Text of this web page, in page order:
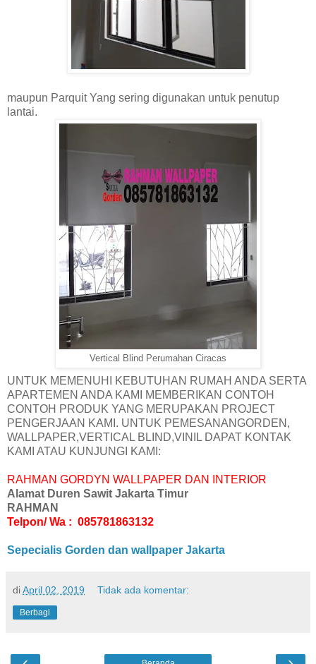
maupun Parquit Yang sering digunakan untuk penutup
lantai.
Vertical Blind Perumahan Ciracas
UNTUK MEMENUHI KEBUTUHAN RUMAH ANDA SERTA
APARTEMEN ANDA KAMI MEMBERIKAN CONTOH
CONTOH PRODUK YANG MERUPAKAN PROJECT
PENGERJAAN KAMI. UNTUK PEMESANANGORDEN,
WALLPAPER,VERTICAL BLIND,VINIL DAPAT KONTAK
KAMI ATAU KUNJUNGI KAMI:
RAHMAN GORDYN WALLPAPER DAN INTERIOR
Alamat Duren Sawit Jakarta Timur
RAHMAN
Telpon/ Wa : 085781863132
Sepecialis Gorden dan wallpaper Jakarta
diApril 02, 2019 Tidak ada komentar:
Berbagi